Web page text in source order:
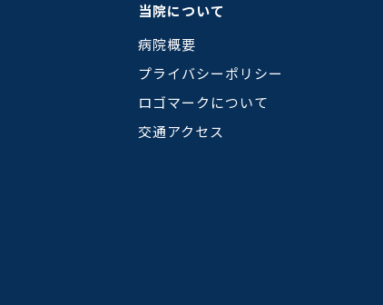
当院について
病院概要
プライバシーポリシー
ロゴマークについて
交通アクセス